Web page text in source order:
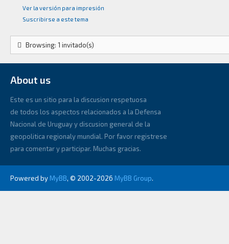
Ver la versión para impresión
Suscribirse a este tema
Browsing: 1 invitado(s)
About us
Este es un sitio para la discusion respetuosa
de todos los aspectos relacionados a la Defensa
Nacional de Uruguay y discusion general de la
geopolitica regionaly mundial. Por favor registrese
para comentar y participar. Muchas gracias.
Powered by MyBB, © 2002-2026 MyBB Group.